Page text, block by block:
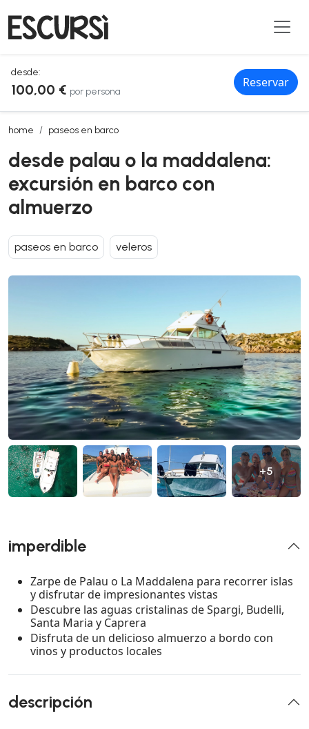
desde:
100,00 € por persona
Reservar
home paseos en barco
desde palau o la maddalena: excursión en barco con almuerzo
desde palau o la maddalena:
excursión en barco con
almuerzo
paseos en barco veleros
+5
imperdible
Zarpe de Palau o La Maddalena para recorrer islas
y disfrutar de impresionantes vistas
Descubre las aguas cristalinas de Spargi, Budelli,
Santa Maria y Caprera
Disfruta de un delicioso almuerzo a bordo con
vinos y productos locales
descripción